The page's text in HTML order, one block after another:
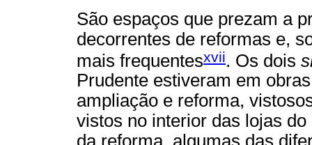
São espaços que prezam a
decorrentes de reformas e,
mais frequentesxvii. Os dois
Prudente estiveram em
ampliação e reforma,
vistos no interior das lojas
da reforma, algumas das